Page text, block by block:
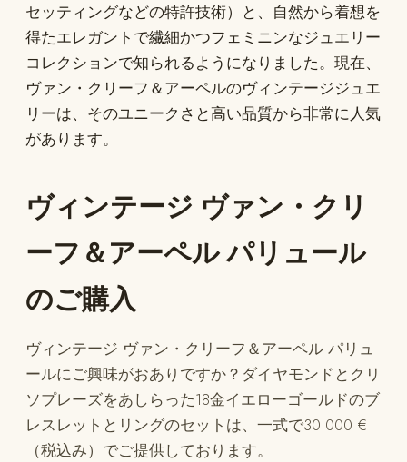
セッティングなどの特許技術）と、自然から着想を
得たエレガントで繊細かつフェミニンなジュエリー
コレクションで知られるようになりました。現在、
ヴァン・クリーフ＆アーペルのヴィンテージジュエ
リーは、そのユニークさと高い品質から非常に人気
があります。
ヴィンテージ ヴァン・クリ
ーフ＆アーペル パリュール
のご購入
ヴィンテージ ヴァン・クリーフ＆アーペル パリュ
ールにご興味がおありですか？ダイヤモンドとクリ
ソプレーズをあしらった18金イエローゴールドのブ
レスレットとリングのセットは、一式で30 000 €
（税込み）でご提供しております。